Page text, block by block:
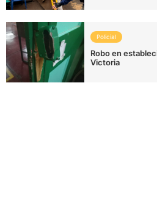
Policial
Robo en
Victoria